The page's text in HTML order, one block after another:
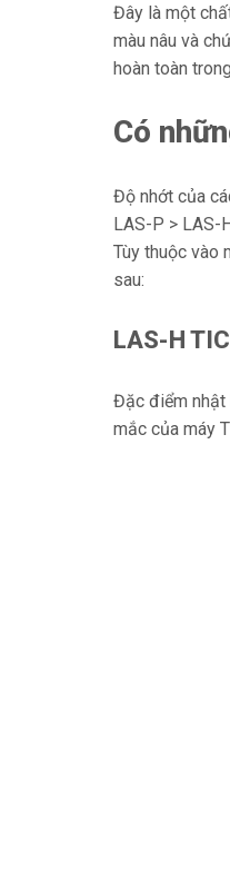
Đây là một
màu nâu và
hoàn toàn
Có
Độ nhớt của
LAS-P > LAS-
Tùy thuộc vào
sau:
LAS-H
Đặc điểm nhật
mắc của máy